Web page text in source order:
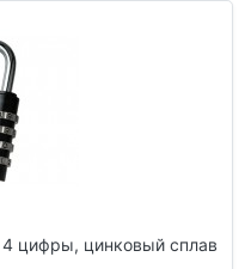
цифры, цинковый сплав